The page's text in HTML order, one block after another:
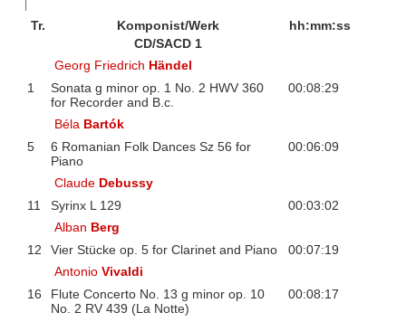
Tr. Komponist/Werk
hh:mm:ss
CD/SACD 1
Georg Friedrich Händel
1
Sonata g minor op. 1 No. 2 HWV 360
for Recorder and B.c.
00:08:29
Béla Bartók
5
6 Romanian Folk Dances Sz 56 for
Piano
00:06:09
Claude Debussy
11
Syrinx L 129
00:03:02
Alban Berg
12
Vier Stücke op. 5 for Clarinet and Piano
00:07:19
AntonioVivaldi
16
Flute Concerto No. 13 g minor op. 10
No. 2 RV 439 (La Notte)
00:08:17